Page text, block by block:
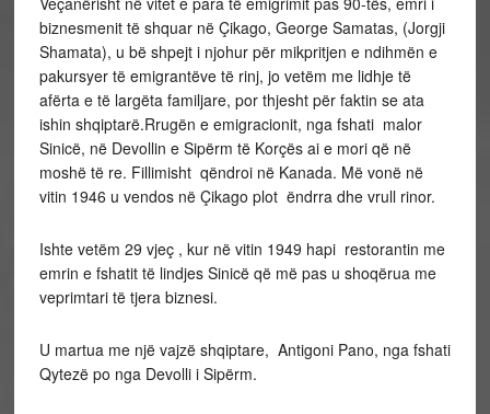
biznesmenit të shquar në Çikago, George Samatas, (Jorgji
Shamata), u bë shpejt i njohur për mikpritjen e ndihmën e
pakursyer të emigrantëve të rinj, jo vetëm me lidhje të
afërta e të largëta familjare, por thjesht për faktin se ata
ishin shqiptarë.Rrugën e emigracionit, nga fshati malor
Sinicë, në Devollin e Sipërm të Korçës ai e mori që në
moshë të re. Fillimisht qëndroi në Kanada. Më vonë në
vitin 1946 u vendos në Çikago plot ëndrra dhe vrull rinor.
Ishte vetëm 29 vjeç , kur në vitin 1949 hapi restorantin me
emrin e fshatit të lindjes Sinicë që më pas u shoqërua me
veprimtari të tjera biznesi.
U martua me një vajzë shqiptare, Antigoni Pano, nga fshati
Qytezë po nga Devolli i Sipërm.